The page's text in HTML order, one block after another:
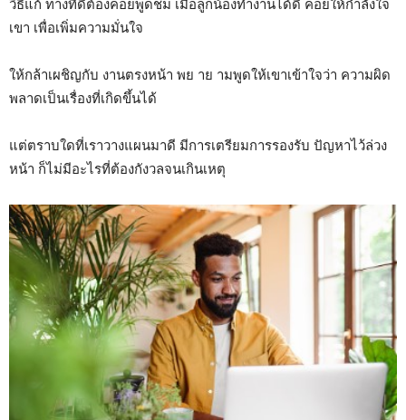
วิธีแก้ ทางที่ดีต้องคอยพูดชม เมื่อลูกน้องทำงานได้ดี คอยให้กำลังใจ
เขา เพื่อเพิ่มความมั่นใจ
ให้กล้าเผชิญกับ งานตรงหน้า พย าย ามพูดให้เขาเข้าใจว่า ความผิด
พลาดเป็นเรื่องที่เกิดขึ้นได้
แต่ตราบใดที่เราวางแผนมาดี มีการเตรียมการรองรับ ปัญหาไว้ล่วง
หน้า ก็ไม่มีอะไรที่ต้องกังวลจนเกินเหตุ